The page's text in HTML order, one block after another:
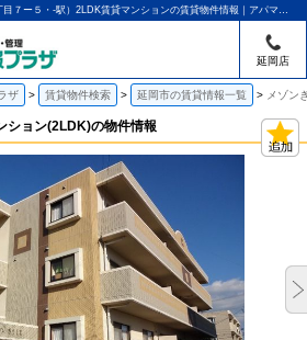
メゾンきりしま（宮崎県延岡市野田１丁目７ー５・-駅）2LDK賃貸マンションの賃貸物件情報｜アパマンショップ延岡店｜ハウジング情報プラザ
延岡店
ザ 賃貸物件検索 延岡市の賃貸情報一覧 メゾン
ション(2LDK)の物件情報